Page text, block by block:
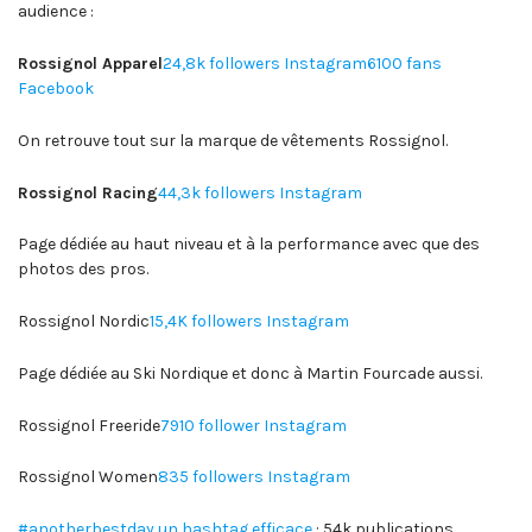
audience :
Rossignol Apparel24,8k followers Instagram6100 fans
Facebook
On retrouve tout sur la marque de vêtements Rossignol.
Rossignol Racing44,3k followers Instagram
Page dédiée au haut niveau et à la performance avec que des
photos des pros.
Rossignol Nordic15,4K followers Instagram
Page dédiée au Ski Nordique et donc à Martin Fourcade aussi.
Rossignol Freeride7910 follower Instagram
Rossignol Women835 followers Instagram